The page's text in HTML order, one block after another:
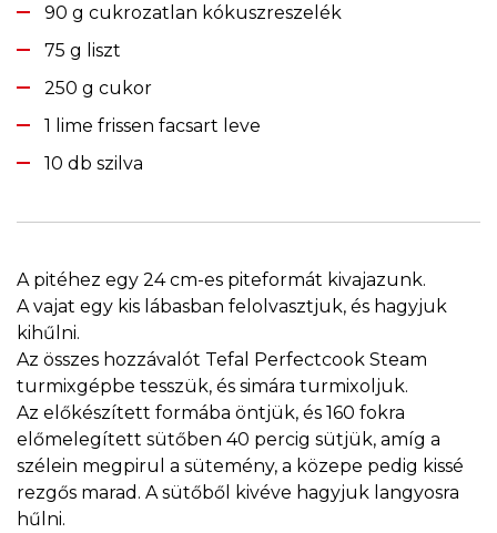
90 g cukrozatlan kókuszreszelék
75 g liszt
250 g cukor
1 lime frissen facsart leve
10 db szilva
A pitéhez egy 24 cm-es piteformát kivajazunk.
A vajat egy kis lábasban felolvasztjuk, és hagyjuk
kihűlni.
Az összes hozzávalót Tefal Perfectcook Steam
turmixgépbe tesszük, és simára turmixoljuk.
Az előkészített formába öntjük, és 160 fokra
előmelegített sütőben 40 percig sütjük, amíg a
szélein megpirul a sütemény, a közepe pedig kissé
rezgős marad. A sütőből kivéve hagyjuk langyosra
hűlni.